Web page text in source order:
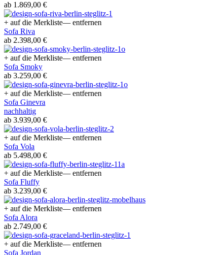
ab 1.869,00 €
+ auf die Merkliste— entfernen
Sofa Riva
ab 2.398,00 €
+ auf die Merkliste— entfernen
Sofa Smoky
ab 3.259,00 €
+ auf die Merkliste— entfernen
Sofa Ginevra
nachhaltig
ab 3.939,00 €
+ auf die Merkliste— entfernen
Sofa Vola
ab 5.498,00 €
+ auf die Merkliste— entfernen
Sofa Fluffy
ab 3.239,00 €
+ auf die Merkliste— entfernen
Sofa Alora
ab 2.749,00 €
+ auf die Merkliste— entfernen
Sofa Jordan